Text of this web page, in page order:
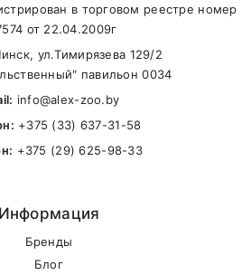
в торговом реестре номер
от 22.04.2009г
ул.Тимирязева 129/2
павильон 0034
info@alex-zoo.by
+375 (33) 637-31-58
+375 (29) 625-98-33
Информация
Бренды
Блог